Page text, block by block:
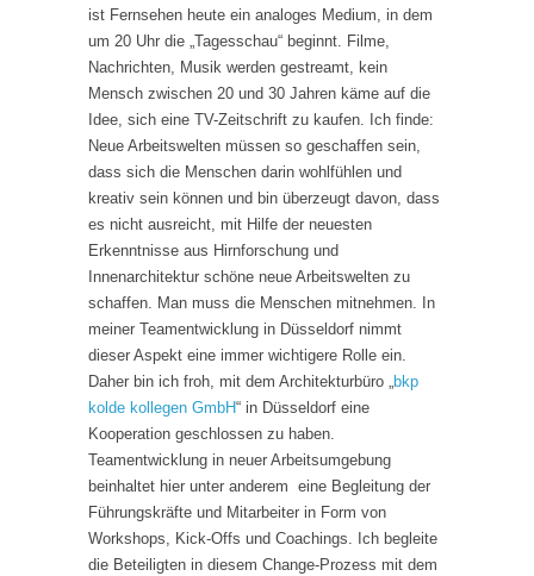
ist Fernsehen heute ein analoges Medium, in dem
um 20 Uhr die „Tagesschau“ beginnt. Filme,
Nachrichten, Musik werden gestreamt, kein
Mensch zwischen 20 und 30 Jahren käme auf die
Idee, sich eine TV-Zeitschrift zu kaufen. Ich finde:
Neue Arbeitswelten müssen so geschaffen sein,
dass sich die Menschen darin wohlfühlen und
kreativ sein können und bin überzeugt davon, dass
es nicht ausreicht, mit Hilfe der neuesten
Erkenntnisse aus Hirnforschung und
Innenarchitektur schöne neue Arbeitswelten zu
schaffen. Man muss die Menschen mitnehmen. In
meiner Teamentwicklung in Düsseldorf nimmt
dieser Aspekt eine immer wichtigere Rolle ein.
Daher bin ich froh, mit dem Architekturbüro „bkp
kolde kollegen GmbH“ in Düsseldorf eine
Kooperation geschlossen zu haben.
Teamentwicklung in neuer Arbeitsumgebung
beinhaltet hier unter anderem eine Begleitung der
Führungskräfte und Mitarbeiter in Form von
Workshops, Kick-Offs und Coachings. Ich begleite
die Beteiligten in diesem Change-Prozess mit dem